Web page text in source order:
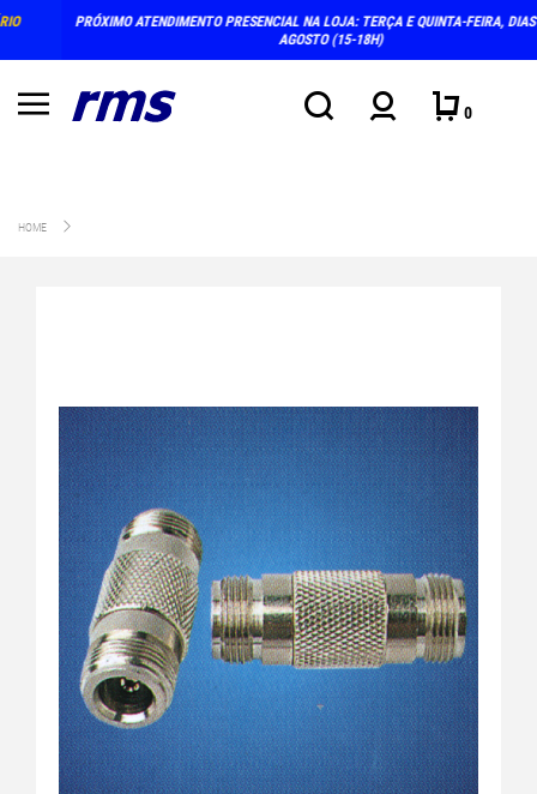
PRÓXIMO ATENDIMENTO PRESENCIAL NA LOJA: TERÇA E QUINTA-FEIRA, DIAS 4 E 6 DE
AGOSTO (15-18H)
0
HOME